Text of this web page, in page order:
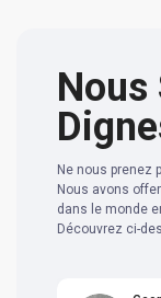
Nous
Ne nous prenez
Nous avons
dans le monde
Découvrez ci-